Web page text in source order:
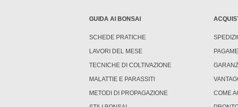
GUIDA AI BONSAI
SCHEDE PRATICHE
LAVORI DEL MESE
TECNICHE DI COLTIVAZIONE
MALATTIE E PARASSITI
METODI DI PROPAGAZIONE
COME